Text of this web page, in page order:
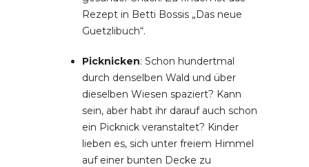
Rezept in Betti Bossis „Das neue
Guetzlibuch“.
Picknicken: Schon hundertmal
durch denselben Wald und über
dieselben Wiesen spaziert? Kann
sein, aber habt ihr darauf auch schon
ein Picknick veranstaltet? Kinder
lieben es, sich unter freiem Himmel
auf einer bunten Decke zu